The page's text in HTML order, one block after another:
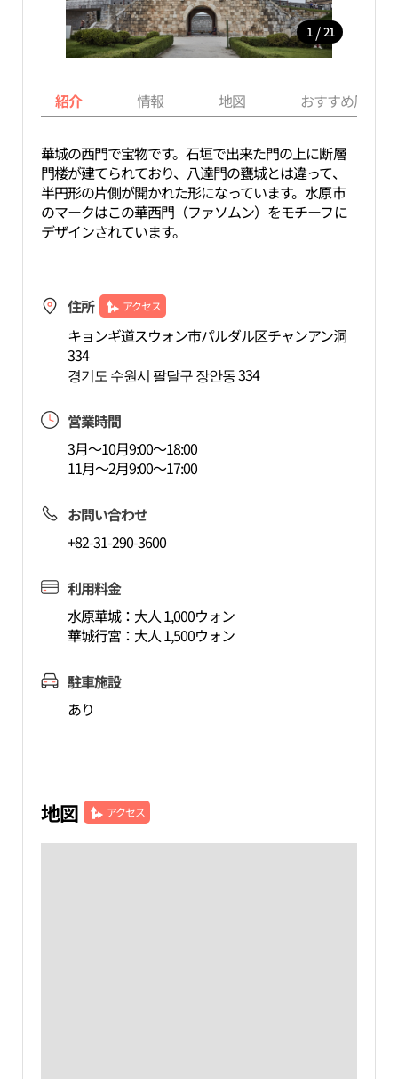
1 / 21
紹介 情報 地図 おすすめ周辺
華城の西門で宝物です。石垣で出来た門の上に断層
門楼が建てられており、八達門の甕城とは違って、
半円形の片側が開かれた形になっています。水原市
のマークはこの華西門（ファソムン）をモチーフに
デザインされています。
住所 アクセス
キョンギ道スウォン市パルダル区チャンアン洞
334
경기도 수원시 팔달구 장안동 334
営業時間
3月～10月9:00～18:00
11月～2月9:00～17:00
お問い合わせ
+82-31-290-3600
利用料金
水原華城：大人 1,000ウォン
華城行宮：大人 1,500ウォン
駐車施設
あり
地図 アクセス